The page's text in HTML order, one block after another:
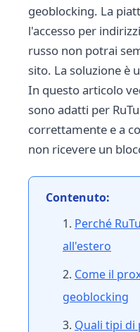
geoblocking. La
l'accesso per
russo non potrai
sito. La soluzione è
In questo articolo
sono adatti per
correttamente e a
non ricevere un
Contenuto:
Perché
all'estero
Come il
geoblocking
Quali tipi di